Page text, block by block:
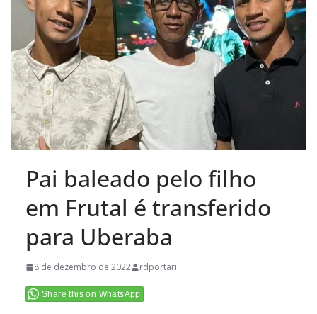
Pai baleado pelo filho
em Frutal é transferido
para Uberaba
8 de dezembro de 2022 rdportari
Share this on WhatsApp